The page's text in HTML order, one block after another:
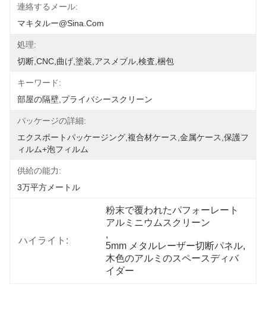
連絡するメール:
マキタルー@sina.com
処理:
切断,CNC,曲げ,塗装,アスメブル,検査,梱包
キーワード:
部屋の隔壁,プライバシースクリーン
パッケージの詳細:
エクスポートパッケージング,複合材ケース,金属ケース,保護フ
ィルム+泡フィルム
供給の能力:
3万平方メートル
ハイライト:
粉末で覆われたパフォーレート
アルミニウムスクリーン
,
5mm メタルレーザー切断パネル
木色のアルミのスペースディバ
イダー